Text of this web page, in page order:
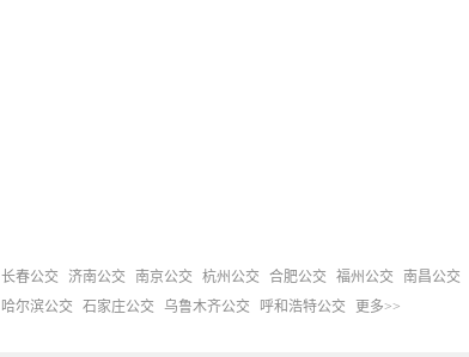
长春公交 济南公交 南京公交 杭州公交 合肥公交 福州公交 南昌公交
哈尔滨公交 石家庄公交 乌鲁木齐公交 呼和浩特公交 更多>>